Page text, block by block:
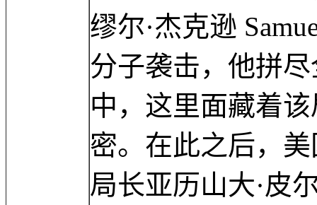
缪尔·杰克逊
分子袭击，他拼
中，这里面藏着
密。在此之后，
局长亚历山大·皮